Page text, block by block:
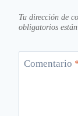
Tu dirección de
obligatorios
Comentario